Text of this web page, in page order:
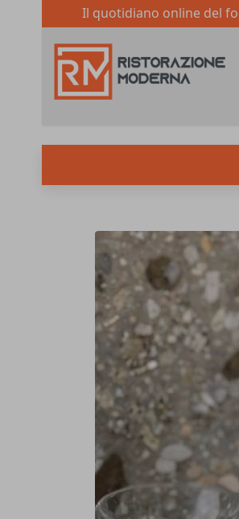
Il quotidiano online del